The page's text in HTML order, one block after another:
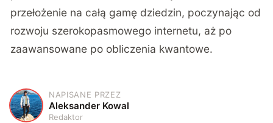
przełożenie na całą gamę dziedzin, poczynając od
rozwoju szerokopasmowego internetu, aż po
zaawansowane po obliczenia kwantowe.
A
NAPISANE PRZEZ
Aleksander Kowal
Redaktor